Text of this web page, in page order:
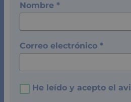
Nombre *
Correo electrónico *
He leído y acepto el